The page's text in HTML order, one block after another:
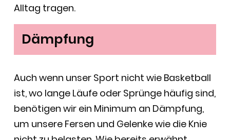
Alltag tragen.
Dämpfung
Auch wenn unser Sport nicht wie Basketball
ist, wo lange Läufe oder Sprünge häufig sind,
benötigen wir ein Minimum an Dämpfung,
um unsere Fersen und Gelenke wie die Knie